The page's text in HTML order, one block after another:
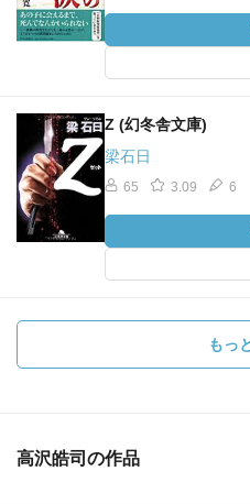
Z (幻冬舎文庫)
梁石日
65 3.09 6
もっ
高沢皓司の作品